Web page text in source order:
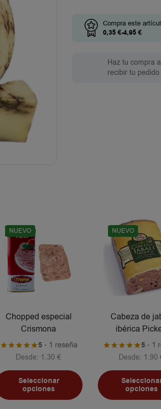
Compra este
0,35€-4,95€
Haz tu compra
recibir tu pedido
NUEVO
Chopped especial
Crismona
5- 1 reseña
Desde: 1,30€
Seleccionar
opciones
NUEVO
Cabeza de
ibérica
5- 1
Desde: 1,90
opciones